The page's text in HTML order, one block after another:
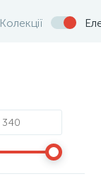
Колекції